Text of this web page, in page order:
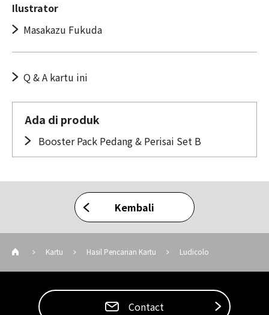
Ilustrator
Masakazu Fukuda
Q & A kartu ini
Ada di produk
Booster Pack Pedang & Perisai Set B
Kembali
Kartu Hasil Pencarian Kartu Ludicolo
Contact